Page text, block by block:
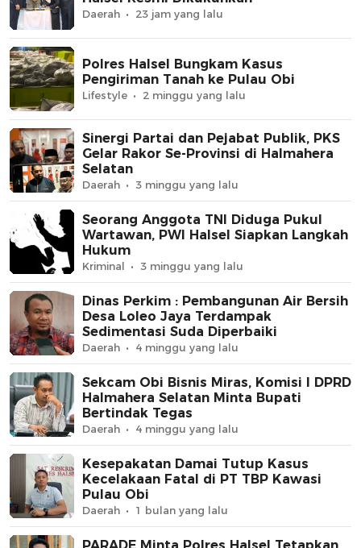
Daerah 23 jam yang lalu
Polres Halsel Bungkam Kasus
Pengiriman Tanah ke Pulau Obi
Lifestyle 2 minggu yang lalu
Sinergi Partai dan Pejabat Publik, PKS
Gelar Rakor Se-Provinsi di Halmahera
Selatan
Daerah 3 minggu yang lalu
Seorang Anggota TNI Diduga Pukul
Wartawan, PWI Halsel Siapkan Langkah
Hukum
Kriminal 3 minggu yang lalu
Dinas Perkim : Pembangunan Air Bersih
Desa Loleo Jaya Terdampak
Sedimentasi Suda Diperbaiki
Daerah 4 minggu yang lalu
Sekcam Obi Bisnis Miras, Komisi I DPRD
Halmahera Selatan Minta Bupati
Bertindak Tegas
Daerah 4 minggu yang lalu
Kesepakatan Damai Tutup Kasus
Kecelakaan Fatal di PT TBP Kawasi
Pulau Obi
Daerah 1 bulan yang lalu
PARADE Minta Polres Halsel Tetapkan